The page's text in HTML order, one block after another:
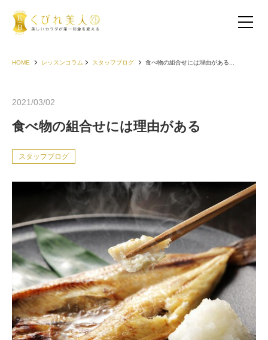
お客様の声（30代以下）
お客様の声（40代）
お客様の声（50代以上）
お客様の声（男性）
HOME レッスンコラム スタッフブログ 食べ物の組合せには理由がある...
2021/03/02
食べ物の組合せには理由がある
スタッフブログ